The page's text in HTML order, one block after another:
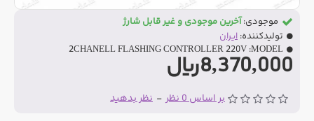
بر اساس 0 نظر - نظر بدهید
8,370,000ریال
موجودی: آخرین موجودی و غیر قابل شارژ
تولیدکننده: ایران
MODEL:
2CHANELL FLASHING CONTROLLER 220V